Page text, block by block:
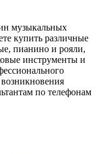
музыкальных
купить различные
пианино и рояли,
инструменты и
по телефонам